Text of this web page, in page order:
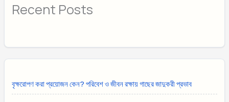
Recent Posts
বৃক্ষরোপণ করা প্রয়োজন কেন? পরিবেশ ও জীবন রক্ষায় গাছের জাদুকরী প্রভাব